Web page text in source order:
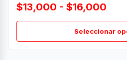
$13,000 - $16,000
Seleccionar